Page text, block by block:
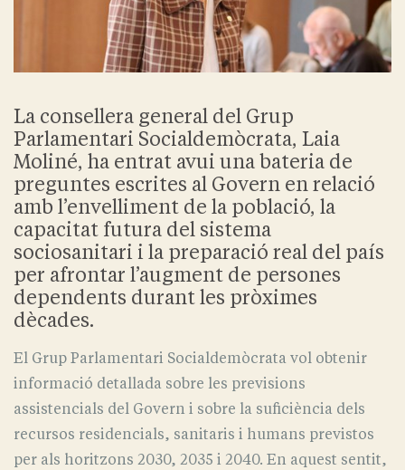
La consellera general del Grup
Parlamentari Socialdemòcrata, Laia
Moliné, ha entrat avui una bateria de
preguntes escrites al Govern en relació
amb l’envelliment de la població, la
capacitat futura del sistema
sociosanitari i la preparació real del país
per afrontar l’augment de persones
dependents durant les pròximes
dècades.
El Grup Parlamentari Socialdemòcrata vol obtenir
informació detallada sobre les previsions
assistencials del Govern i sobre la suficiència dels
recursos residencials, sanitaris i humans previstos
per als horitzons 2030, 2035 i 2040. En aquest sentit,